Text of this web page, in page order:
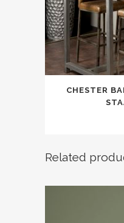
CHESTER
Related